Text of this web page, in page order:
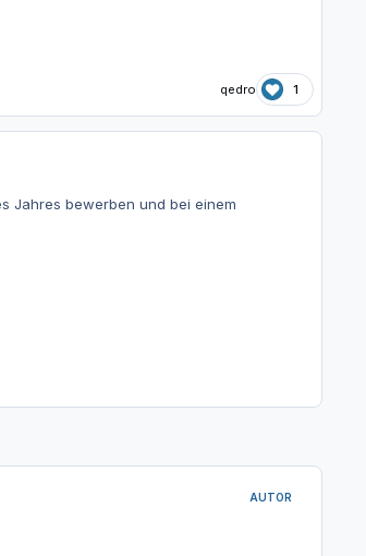
qedro 1
Jahres bewerben und bei einem
AUTOR